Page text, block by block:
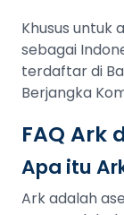
Khusus
sebagai
terdaftar di
Berjangka
FAQ Ark
Apa itu
Ark adalah